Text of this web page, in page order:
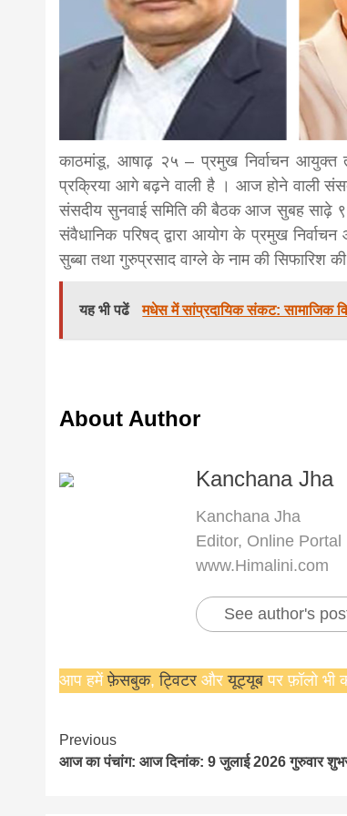
news,
khabar
काठमांडू, आषाढ़ २५ – प्रमुख निर्वाचन आयुक्त
प्रक्रिया आगे बढ़ने वाली है । आज होने वाली
संसदीय सुनवाई समिति की बैठक आज सुबह साढ़े ९
संवैधानिक परिषद् द्वारा आयोग के प्रमुख
सुब्बा तथा गुरुप्रसाद वाग्ले के नाम की सिफारिश
यह भी पढें मधेस में सांप्रदायिक संकट: सामाजिक
About Author
Kanchana Jha
Kanchana Jha
Editor, Online Portal
www.Himalini.com
See author's
आप हमेंफ़ेसबुक,ट्विटरऔरयूट्यूब पर फ़ॉलो
Continue
Reading
Previous
आज का पंचांग: आज दिनांक: 9 जुलाई 2026 गुरुवार